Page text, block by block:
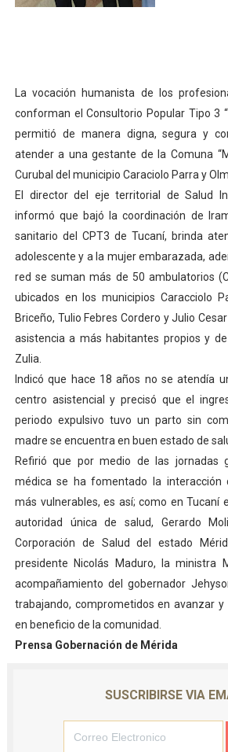
Entregan planta eléctrica para
Expertos inspeccionan espacios
Dictan MasterClass en el marco
Campo Elías avanza con plan de
Encuentro estadal fortalece la
Gobernador Arnaldo Sánchez
Plan Quirúrgico Regional llega a
La vocación humanista de los
conforman el Consultorio Popular Tipo 3
permitió de manera digna, segura y
atender a una gestante de la Comuna
Curubal del municipio Caraciolo Parra y
El director del eje territorial de Salud
informó que bajó la coordinación de
sanitario del CPT3 de Tucaní, brinda
adolescente y a la mujer embarazada,
red se suman más de 50 ambulatorios
ubicados en los municipios Caracciolo
Briceño, Tulio Febres Cordero y Julio
asistencia a más habitantes propios y
Zulia.
Indicó que hace 18 años no se atendía
centro asistencial y precisó que el
periodo expulsivo tuvo un parto sin
madre se encuentra en buen estado de
Refirió que por medio de las jornadas
médica se ha fomentado la interacción
más vulnerables, es así; como en Tucaní
autoridad única de salud, Gerardo
Corporación de Salud del estado
presidente Nicolás Maduro, la ministra
acompañamiento del gobernador
trabajando, comprometidos en avanzar y
en beneficio de la comunidad.
Prensa Gobernación de Mérida
SUSCRIBIRSE VIA